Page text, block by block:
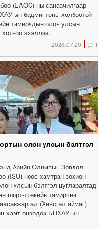
(EAOC)-ны санаачилгаар
ын бадминтоны холбоотой
тамирчдын олон улсын
эхэллээ.
2026.07.20 1
олон улсын бэлтгэл
Азийн Олимпын Зөвлөл
(ISU)-ноос хамтран зохион
улсын бэлтгэл цугларалтад
шорт-трекийн тамирчин
(Хөвсгөл аймаг)
хамт өнөөдөр БНХАУ-ын